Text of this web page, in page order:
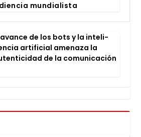
mun­dia­lis­ta
avan­ce de los bots y la inte­li­
arti­fi­cial ame­na­za la
de la comu­ni­ca­ción